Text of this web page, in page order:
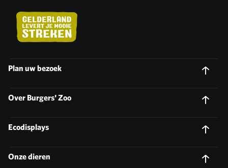
Plan uw bezoek
Over Burgers' Zoo
Ecodisplays
Onze dieren